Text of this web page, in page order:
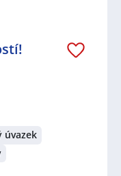
úvazek